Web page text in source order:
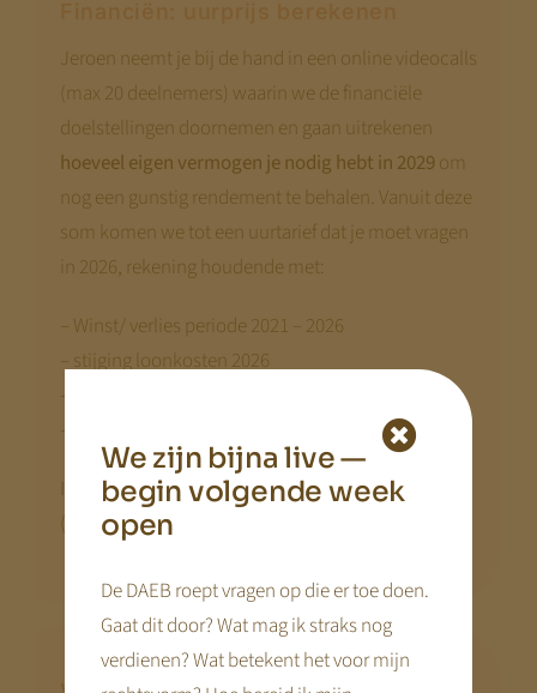
Jeroen neemt je bij de hand in een online videocalls
(max 20 deelnemers) waarin we de financiële
doelstellingen doornemen en gaan uitrekenen
hoeveel eigen vermogen je nodig hebt in 2029 om
nog een gunstig rendement te behalen. Vanuit deze
som komen we tot een uurtarief dat je moet vragen
in 2026, rekening houdende met:
– Winst/ verlies periode 2021 – 2026
– stijging loonkosten 2026
– netto marge per uur (voor eigen vermogen) 2026
Incl. Excell sheets die je kan downloaden
(makkelijk invullen).
We zijn bijna live —
begin volgende week
open
De DAEB roept vragen op die er toe doen.
Gaat dit door? Wat mag ik straks nog
verdienen? Wat betekent het voor mijn